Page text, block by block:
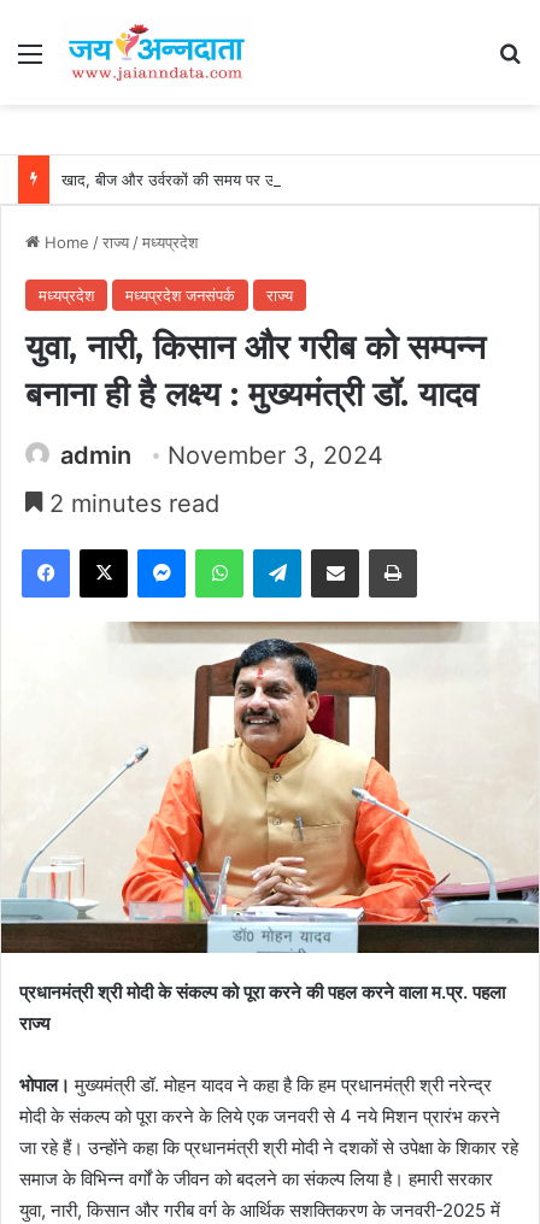
Menu
Home /राज्य/मध्यप्रदेश
मध्यप्रदेश मध्यप्रदेश जनसंपर्क राज्य
युवा, नारी, किसान और गरीब को सम्पन्न
बनाना ही है लक्ष्य : मुख्यमंत्री डॉ. यादव
admin
November 3, 2024
2 minutes read
Facebook
X MessengerWhatsAppTelegramShare via Email Print
प्रधानमंत्री श्री मोदी के संकल्प को पूरा करने की पहल करने वाला म.प्र. पहला
राज्य
भोपाल। मुख्यमंत्री डॉ. मोहन यादव ने कहा है कि हम प्रधानमंत्री श्री नरेन्द्र
मोदी के संकल्प को पूरा करने के लिये एक जनवरी से 4 नये मिशन प्रारंभ करने
जा रहे हैं। उन्होंने कहा कि प्रधानमंत्री श्री मोदी ने दशकों से उपेक्षा के शिकार रहे
समाज के विभिन्न वर्गों के जीवन को बदलने का संकल्प लिया है। हमारी सरकार
युवा, नारी, किसान और गरीब वर्ग के आर्थिक सशक्तिकरण के जनवरी-2025 में